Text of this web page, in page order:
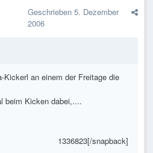
Geschrieben 5. Dezember
2006
Kickerl an einem der Freitage die
beim Kicken dabei,....
1336823[/snapback]